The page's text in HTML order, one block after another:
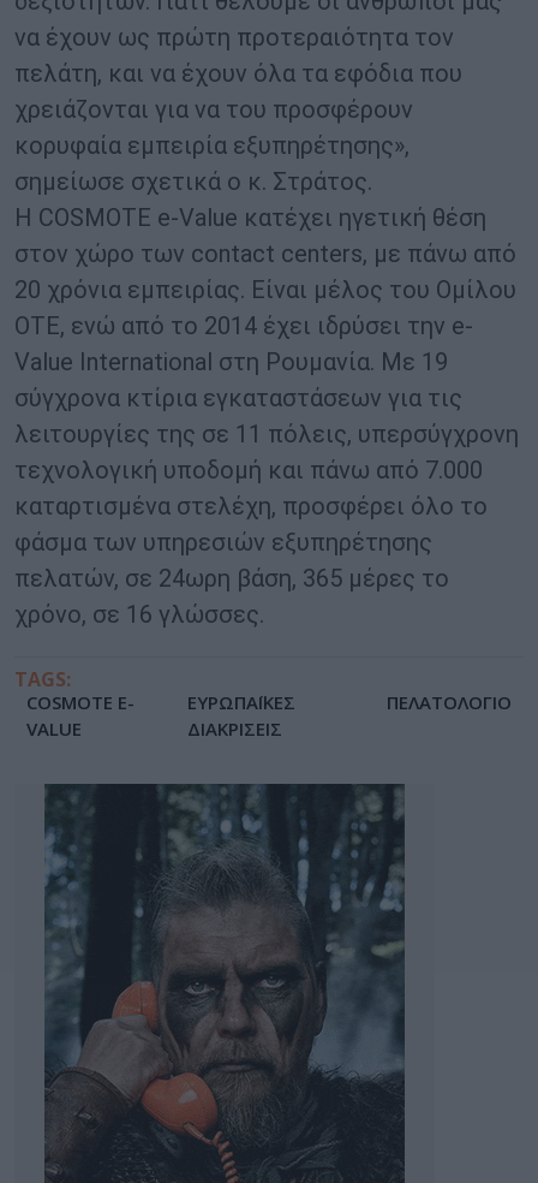
να έχουν ως πρώτη προτεραιότητα τον
πελάτη, και να έχουν όλα τα εφόδια που
χρειάζονται για να του προσφέρουν
κορυφαία εμπειρία εξυπηρέτησης»,
σημείωσε σχετικά ο κ. Στράτος.
Η COSMOTE e-Value κατέχει ηγετική θέση
στον χώρο των contact centers, με πάνω από
20 χρόνια εμπειρίας. Είναι μέλος του Ομίλου
ΟΤΕ, ενώ από το 2014 έχει ιδρύσει την e-
Value International στη Ρουμανία. Με 19
σύγχρονα κτίρια εγκαταστάσεων για τις
λειτουργίες της σε 11 πόλεις, υπερσύγχρονη
τεχνολογική υποδομή και πάνω από 7.000
καταρτισμένα στελέχη, προσφέρει όλο το
φάσμα των υπηρεσιών εξυπηρέτησης
πελατών, σε 24ωρη βάση, 365 μέρες το
χρόνο, σε 16 γλώσσες.
TAGS:
COSMOTE E-
VALUE
ΕΥΡΩΠΑΪΚΕΣ
ΔΙΑΚΡΙΣΕΙΣ
ΠΕΛΑΤΟΛΟΓΙΟ